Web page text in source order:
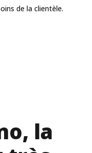
de la clientèle.
la